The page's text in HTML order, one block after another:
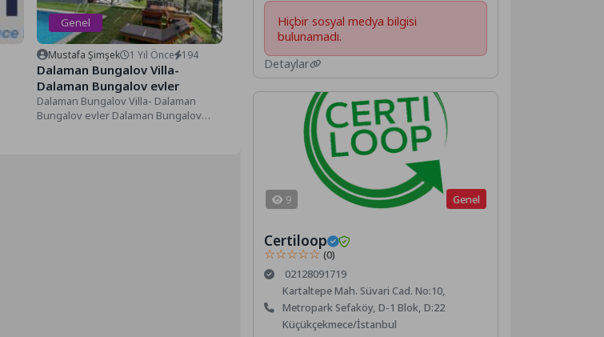
Genel
Mustafa Şimşek 1 Yıl Önce 194
Dalaman Bungalov Villa-
Dalaman Bungalov evler
Dalaman Bungalov Villa- Dalaman
Bungalov evler Dalaman Bungalov
Hiçbir sosyal medya bilgisi
bulunamadı.
Detaylar
Genel
9
Certiloop
☆☆☆☆☆(0)
02128091719
Kartaltepe Mah. Süvari Cad. No:10,
Metropark Sefaköy, D-1 Blok, D:22
Küçükçekmece/İstanbul